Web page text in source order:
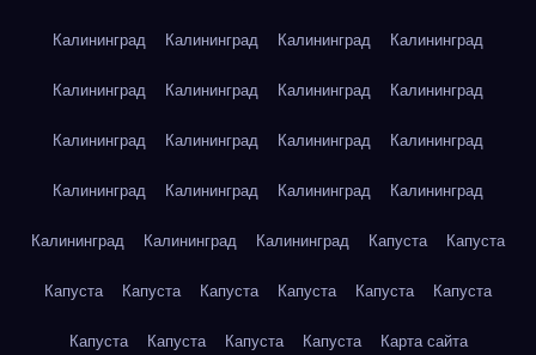
Калининград Калининград Калининград Калининград
Калининград Калининград Калининград Калининград
Калининград Калининград Калининград Калининград
Калининград Калининград Калининград Калининград
Калининград Калининград Калининград Капуста Капуста
Капуста Капуста Капуста Капуста Капуста Капуста
Капуста Капуста Капуста Капуста Карта сайта